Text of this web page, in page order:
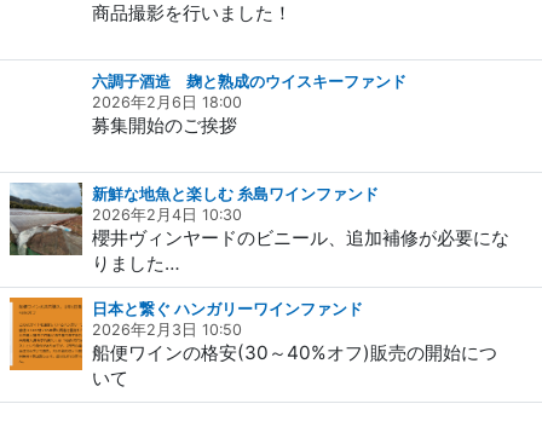
商品撮影を行いました！
六調子酒造 麹と熟成のウイスキーファンド
2026年2月6日 18:00
募集開始のご挨拶
新鮮な地魚と楽しむ 糸島ワインファンド
2026年2月4日 10:30
櫻井ヴィンヤードのビニール、追加補修が必要にな
りました…
日本と繋ぐ ハンガリーワインファンド
2026年2月3日 10:50
船便ワインの格安(30～40%オフ)販売の開始につ
いて